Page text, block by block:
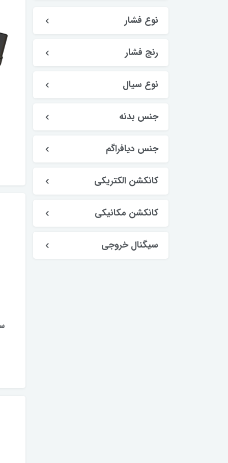
نوع فشار
رنج فشار
نوع سیال
جنس بدنه
جنس دیافراگم
کانکشن الکتریکی
کانکشن مکانیکی
سیگنال خروجی